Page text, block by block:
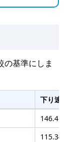
の基準にしま
下り速